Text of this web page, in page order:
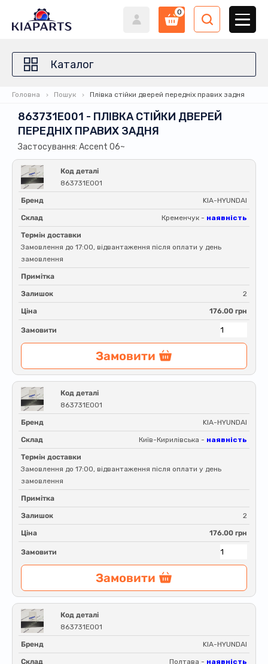
0
Каталог
Головна Пошук Плівка стійки дверей передніх правих задня
863731E001 - ПЛІВКА СТІЙКИ ДВЕРЕЙ
ПЕРЕДНІХ ПРАВИХ ЗАДНЯ
Застосування: Accent 06~
Код деталі
863731E001
Бренд KIA-HYUNDAI
Склад Кременчук - наявність
Термін доставки
Замовлення до 17:00, відвантаження після оплати у день
замовлення
Примітка
Залишок 2
Ціна 176.00 грн
Замовити
Замовити
Код деталі
863731E001
Бренд KIA-HYUNDAI
Склад Київ-Кирилівська - наявність
Термін доставки
Замовлення до 17:00, відвантаження після оплати у день
замовлення
Примітка
Залишок 2
Ціна 176.00 грн
Замовити
Замовити
Код деталі
863731E001
Бренд KIA-HYUNDAI
Склад Полтава - наявність